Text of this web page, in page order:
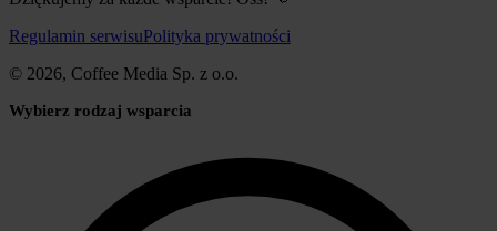
Regulamin serwisuPolityka prywatności
© 2026, Coffee Media Sp. z o.o.
Wybierz rodzaj wsparcia